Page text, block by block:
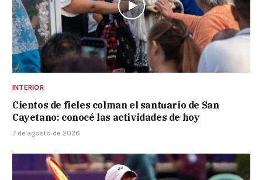
INTERIOR
Cientos de fieles colman el santuario de San
Cayetano: conocé las actividades de hoy
7 de agosto de 2026